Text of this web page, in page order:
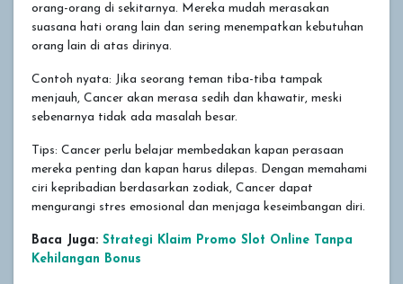
orang-orang di sekitarnya. Mereka mudah merasakan
suasana hati orang lain dan sering menempatkan kebutuhan
orang lain di atas dirinya.
Contoh nyata: Jika seorang teman tiba-tiba tampak
menjauh, Cancer akan merasa sedih dan khawatir, meski
sebenarnya tidak ada masalah besar.
Tips: Cancer perlu belajar membedakan kapan perasaan
mereka penting dan kapan harus dilepas. Dengan memahami
ciri kepribadian berdasarkan zodiak, Cancer dapat
mengurangi stres emosional dan menjaga keseimbangan diri.
Baca Juga: Strategi Klaim Promo Slot Online Tanpa
Kehilangan Bonus